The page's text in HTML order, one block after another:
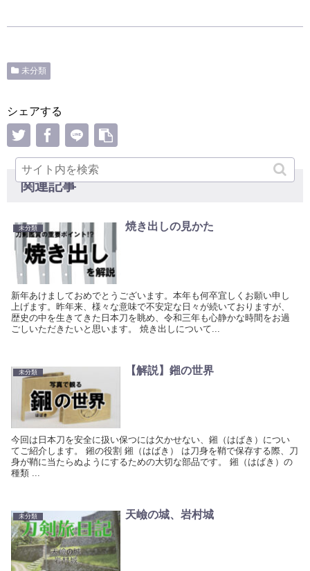
未分類
シェアする
関連記事
未分類 焼き出しの見かた
新年あけましておめでとうございます。本年も何卒宜しくお願い申し
上げます。昨年来、様々な意味で不安定な日々が続いておりますが、
歴史の中を生きてきた日本刀を眺め、令和三年も心静かな時間をお過
ごしいただきたいと思います。 焼き出しについて...
未分類 【解説】鎺の世界
今回は日本刀を安全に扱い保つには欠かせない、鎺（はばき）につい
てご紹介します。 鎺の役割 鎺（はばき） は刀身を鞘で保存する際、刀
身が鞘に当たらぬようにするための大切な部品です。 鎺（はばき）の
種類 ...
未分類 天嶮の城、岩村城